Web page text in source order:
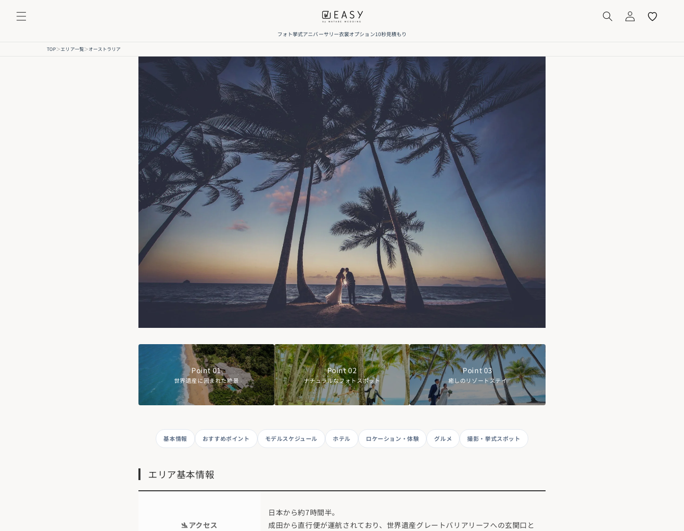
ンテンツに進む マイページお気に入り
フォト挙式アニバーサリー衣裳オプション10秒見積もり
TOP＞エリア一覧＞オーストラリア
オーストラリアエリアガイド｜フォトウェディング・リ
AUSTRALIA
Point 01
世界遺産に囲まれた絶景
Point 02
ナチュラルなフォトスポット
Point 03
癒しのリゾートステイ
基本情報 おすすめポイント モデルスケジュール ホテル ロケーション・体験 グルメ 撮影・挙式スポット
エリア基本情報
🛬アクセス
日本から約7時間半。
成田から直行便が運航されており、世界遺産グレートバリアリーフへの玄関口と